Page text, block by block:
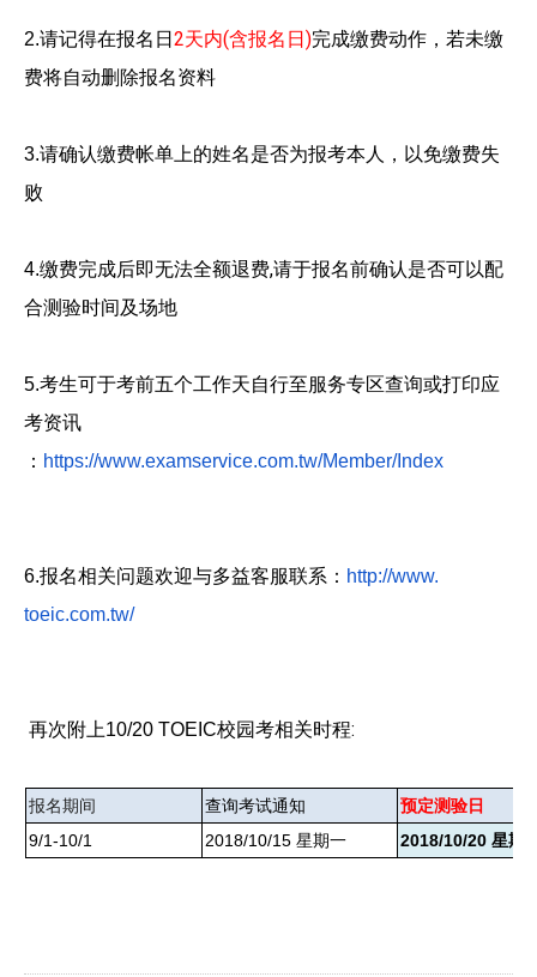
2.请记得在报名日2天内(含报名日)完成缴费动作， 若未缴
费将自动删除报名资料
3.请确认缴费帐单上的姓名是否为报考本人，以免缴费失
败
4.缴费完成后即无法全额退费,请于报名前确认是否可以配
合测验时间及场地
5.考生可于考前五个工作天自行至服务专区查询或打印应
考资讯
： https://www.examservice.com.tw/Member/Index
6.报名相关问题欢迎与多益客服联系： http://www.
toeic.com.tw/
再次附上10/20 TOEIC校园考相关时程:
报名期间 查询考试通知
预定测验日
9/1-10/1
2018/10/15 星期一 2018/10/20 星期